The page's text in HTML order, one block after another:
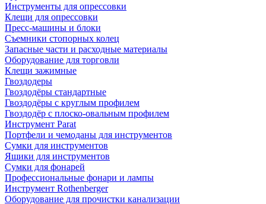
Инструменты для опрессовки
Клещи для опрессовки
Пресс-машины и блоки
Съемники стопорных колец
Запасные части и расходные материалы
Оборудование для торговли
Клещи зажимные
Гвоздодеры
Гвоздодёры стандартные
Гвоздодёры с круглым профилем
Гвоздодёр с плоско-овальным профилем
Инструмент Parat
Портфели и чемоданы для инструментов
Сумки для инструментов
Ящики для инструментов
Сумки для фонарей
Профессиональные фонари и лампы
Инструмент Rothenberger
Оборудование для прочистки канализации